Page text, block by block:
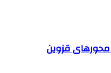
قزوین